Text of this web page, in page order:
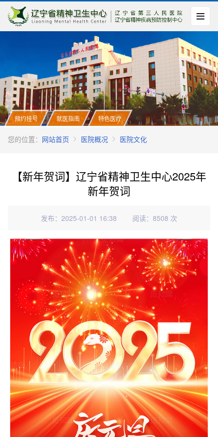
预约挂号 就医指南 特色医疗
您的位置： 网站首页 医院概况 医院文化
【新年贺词】辽宁省精神卫生中心2025年
新年贺词
发布：2025-01-01 16:38 阅读：8508 次